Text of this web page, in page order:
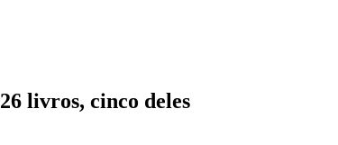
livros, cinco deles